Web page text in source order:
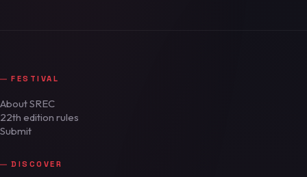
FESTIVAL
About SREC
22th edition rules
Submit
DISCOVER